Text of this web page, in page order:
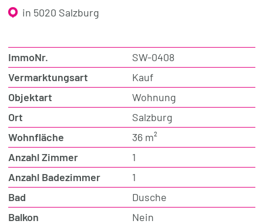
in 5020 Salzburg
ImmoNr.
SW-0408
Vermarktungsart
Kauf
Objektart
Wohnung
Ort
Salzburg
Wohnfläche
36 m²
Anzahl Zimmer
1
Anzahl Badezimmer
1
Bad
Dusche
Balkon
Nein